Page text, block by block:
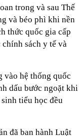
trong và sau Thế
và béo phì khi nền
thức quốc gia cấp
sách y tế và
vào hệ thống quốc
dấu bước ngoặt khi
tiểu học đều
đã ban hành Luật